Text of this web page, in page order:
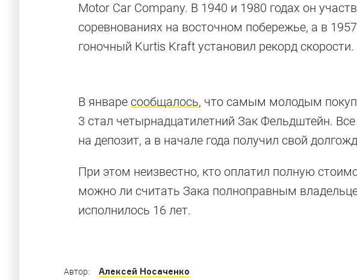
Motor Car Company. В 1940 и 1980 годах он
соревнованиях на восточном побережье, а в
гоночный Kurtis Kraft установил рекорд скорости.
В январе сообщалось, что самым молодым
3 стал четырнадцатилетний Зак Фельдштейн.
на депозит, а в начале года получил свой
При этом неизвестно, кто оплатил полную
можно ли считать Зака полноправным
исполнилось 16 лет.
Электрокары,
действительно
Машины на электротяге с самым большим запасом хода
Автор: Алексей Носаченко